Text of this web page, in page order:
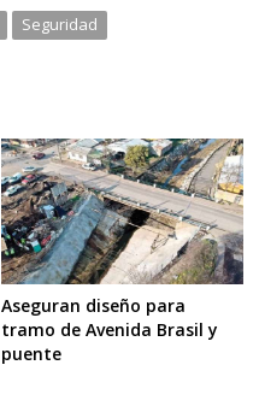
Seguridad
Aseguran diseño para
tramo de Avenida Brasil y
puente